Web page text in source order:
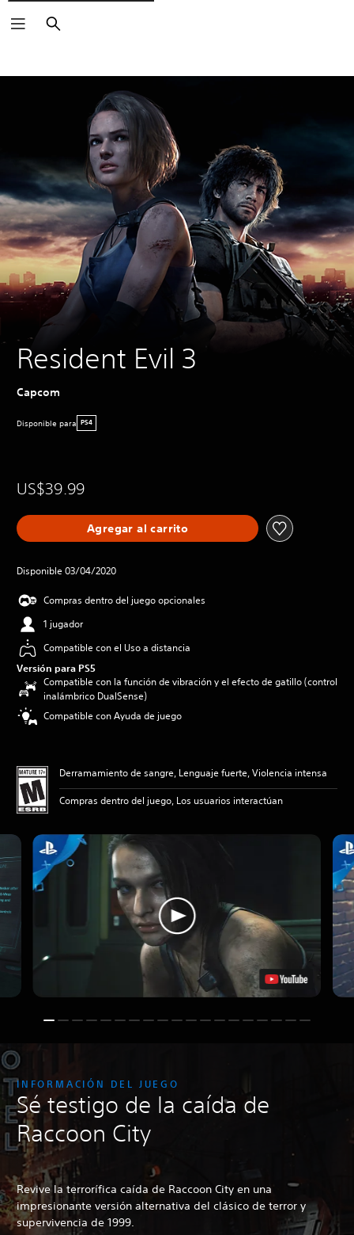
Buscar
Resident Evil 3
Capcom
Disponible para PS4
US$39.99
Agregar al carrito
Disponible 03/04/2020
Compras dentro del juego opcionales
1 jugador
Compatible con el Uso a distancia
Versión para PS5
Compatible con la función de vibración y el efecto de gatillo (control
inalámbrico DualSense)
Compatible con Ayuda de juego
Derramamiento de sangre, Lenguaje fuerte, Violencia intensa
Compras dentro del juego, Los usuarios interactúan
INFORMACIÓN DEL JUEGO
Sé testigo de la caída de
Raccoon City
Revive la terrorífica caída de Raccoon City en una
impresionante versión alternativa del clásico de terror y
supervivencia de 1999.